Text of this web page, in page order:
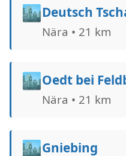
🏙️Deutsch
Nära • 21 km
🏙️Oedt bei
Nära • 21 km
🏙️Gniebing